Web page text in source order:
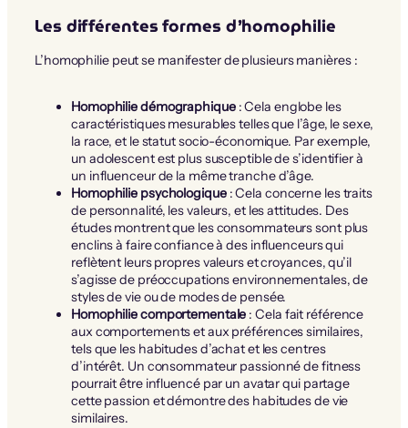
Les différentes formes d’homophilie
L’homophilie peut se manifester de plusieurs manières :
Homophilie démographique: Cela englobe les
caractéristiques mesurables telles que l’âge, le sexe,
la race, et le statut socio-économique. Par exemple,
un adolescent est plus susceptible de s’identifier à
un influenceur de la même tranche d’âge.
Homophilie psychologique: Cela concerne les traits
de personnalité, les valeurs, et les attitudes. Des
études montrent que les consommateurs sont plus
enclins à faire confiance à des influenceurs qui
reflètent leurs propres valeurs et croyances, qu’il
s’agisse de préoccupations environnementales, de
styles de vie ou de modes de pensée.
Homophilie comportementale : Cela fait référence
aux comportements et aux préférences similaires,
tels que les habitudes d’achat et les centres
d’intérêt. Un consommateur passionné de fitness
pourrait être influencé par un avatar qui partage
cette passion et démontre des habitudes de vie
similaires.